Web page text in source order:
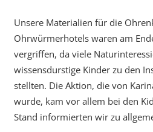
Unsere Materialien für die
Ohrwürmerhotels waren am
vergriffen, da viele
wissensdurstige Kinder zu den
stellten. Die Aktion, die von
wurde, kam vor allem bei den
Stand informierten wir zu